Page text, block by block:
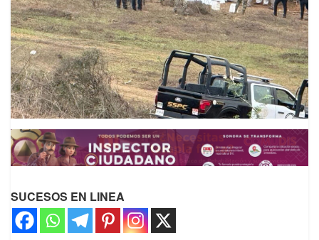
SUCESOS EN LINEA